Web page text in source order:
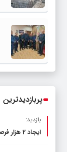
بازدید:
ایجاد 2 هزار فرصت شغلی برای مددجویان طی ۵ سال گذشته